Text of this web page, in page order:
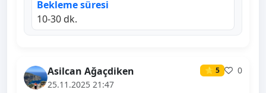
Bekleme süresi
10-30 dk.
Asilcan Ağaçdiken ⭐ 5
0
25.11.2025 21:47